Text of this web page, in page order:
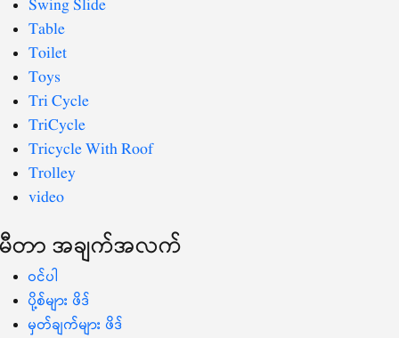
Swing Slide
Table
Toilet
Toys
Tri Cycle
TriCycle
Tricycle With Roof
Trolley
video
မီတာ အချက်အလက်
ဝင်ပါ
ပို့စ်များ ဖိဒ်
မှတ်ချက်များ ဖိဒ်